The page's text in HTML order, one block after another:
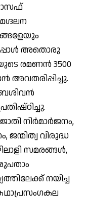
അതൊരു
രമണന്‍ 3500
അവതരിപ്പിച്ചു.
നിര്‍മാര്‍ജനം,
ജന്മിത്വ വിരുദ്ധ
സമരങ്ങള്‍,
നയിച്ച